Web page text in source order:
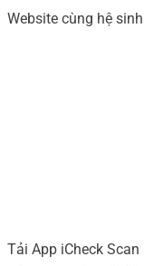
Website cùng hệ
Tải App iCheck Scan